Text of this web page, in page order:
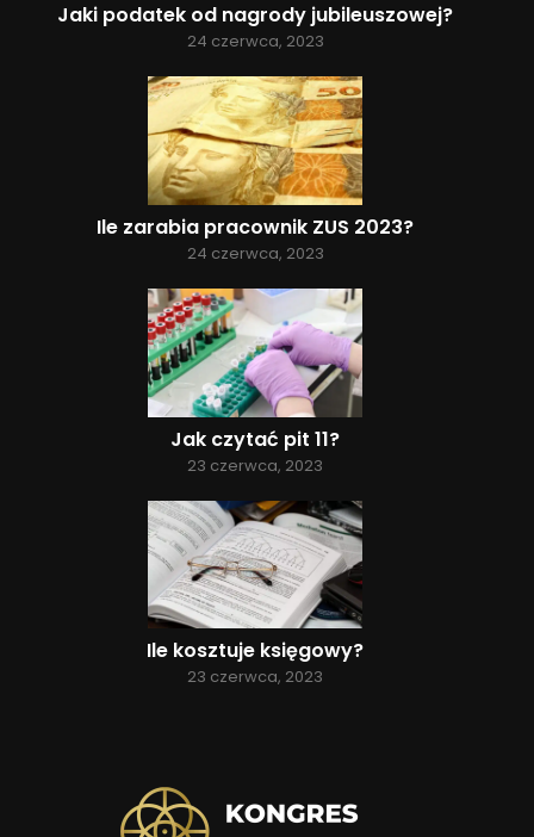
Jaki podatek od nagrody jubileuszowej?
24 czerwca, 2023
Ile zarabia pracownik ZUS 2023?
24 czerwca, 2023
Jak czytać pit 11?
23 czerwca, 2023
Ile kosztuje księgowy?
23 czerwca, 2023